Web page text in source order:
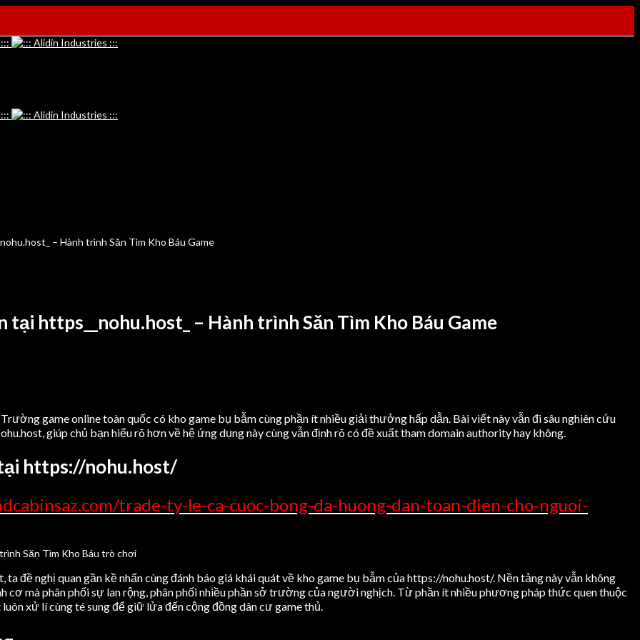
– Hành trình Săn Tìm Kho Báu Game
https__nohu.host_ – Hành trình Săn Tìm Kho Báu Game
game online toàn quốc có kho game bụ bẫm cùng phần ít nhiều giải thưởng hấp dẫn. Bài viết này vẫn đi sâu nghiên cứu
giúp chủ bạn hiểu rõ hơn về hệ ứng dụng này cùng vẫn định rõ có đề xuất tham domain authority hay không.
https://nohu.host/
trade-ty-le-ca-cuoc-bong-da-huong-dan-toan-dien-cho-nguoi-
đề nghị quan gần kề nhấn cùng đánh báo giá khái quát về kho game bụ bẫm của https://nohu.host/. Nền tảng này vẫn không
mà phân phối sự lan rộng, phân phối nhiều phần sở trường của người nghịch. Từ phần ít nhiều phương pháp thức quen thuộc
xử lí cùng té sung để giữ lửa đến cộng đồng dân cư game thủ.